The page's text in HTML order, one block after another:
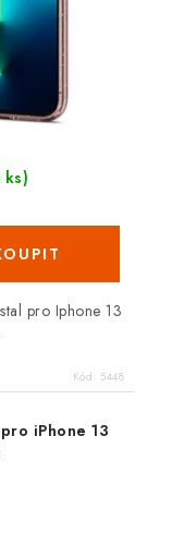
ks)
pro Iphone 13
Kód: 5448
iPhone 13